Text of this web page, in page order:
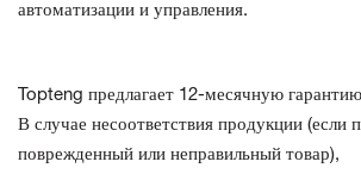
автоматизации и управления.
Topteng предлагает 12-месячную
В случае несоответствия продукции (если
поврежденный или неправильный товар),